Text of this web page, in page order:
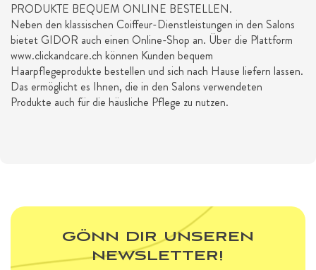
PRODUKTE BEQUEM ONLINE BESTELLEN.
Neben den klassischen Coiffeur-Dienstleistungen in den Salons
bietet GIDOR auch einen Online-Shop an. Über die Plattform
www.clickandcare.ch können Kunden bequem
Haarpflegeprodukte bestellen und sich nach Hause liefern lassen.
Das ermöglicht es Ihnen, die in den Salons verwendeten
Produkte auch für die häusliche Pflege zu nutzen.
GÖNN DIR UNSEREN
NEWSLETTER!